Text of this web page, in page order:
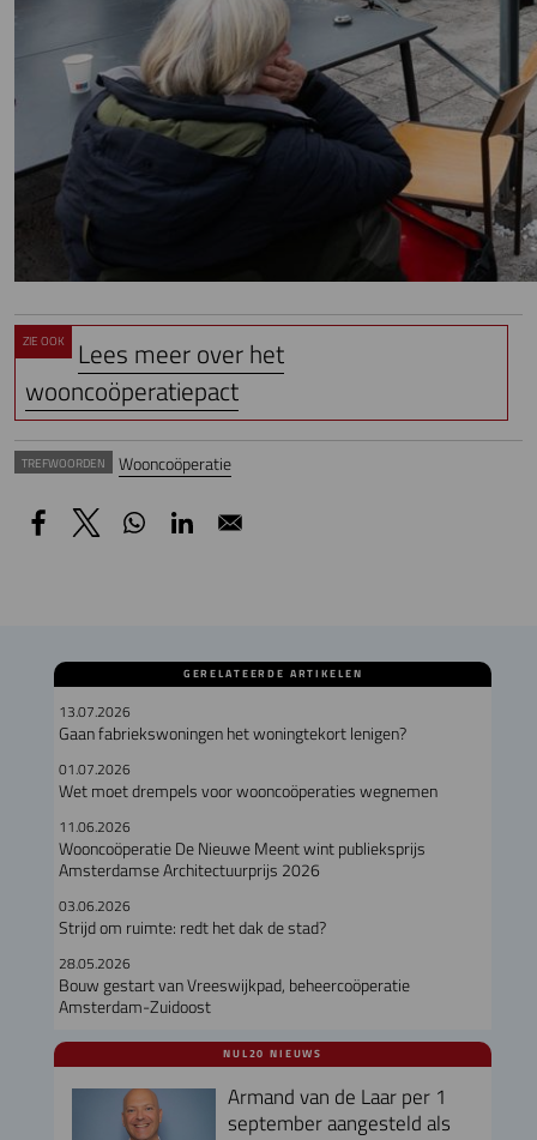
ZIE OOK
Lees meer over het
wooncoöperatiepact
TREFWOORDEN Wooncoöperatie
GERELATEERDE ARTIKELEN
13.07.2026
Gaan fabriekswoningen het woningtekort lenigen?
01.07.2026
Wet moet drempels voor wooncoöperaties wegnemen
11.06.2026
Wooncoöperatie De Nieuwe Meent wint publieksprijs
Amsterdamse Architectuurprijs 2026
03.06.2026
Strijd om ruimte: redt het dak de stad?
28.05.2026
Bouw gestart van Vreeswijkpad, beheercoöperatie
Amsterdam-Zuidoost
NUL20 NIEUWS
Armand van de Laar per 1
september aangesteld als